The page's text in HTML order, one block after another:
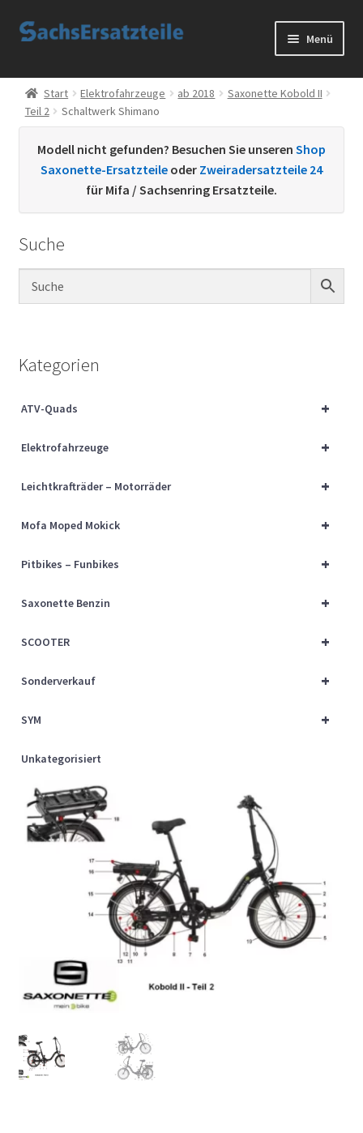
Zur
Zum
Menü
Start
AGB
Datenschutzerklärung
Kontakt
Sachs Ersatzteile
Über uns
Start Elektrofahrzeuge ab 2018
Saxonette Kobold II
Teil 2
Schaltwerk Shimano
Modell nicht gefunden? Besuchen Sie unseren Shop
Saxonette-Ersatzteile oder Zweiradersatzteile 24
für Mifa / Sachsenring Ersatzteile.
Suche
Kategorien
+
ATV-Quads
+
Elektrofahrzeuge
+
Leichtkrafträder – Motorräder
+
Mofa Moped Mokick
+
Pitbikes – Funbikes
+
Saxonette Benzin
+
SCOOTER
+
Sonderverkauf
+
SYM
Unkategorisiert